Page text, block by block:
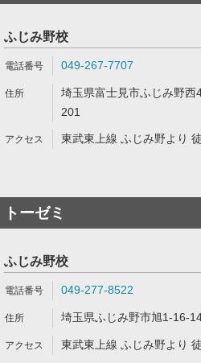
ふじみ野校
049-267-7707
埼玉県富士見市ふじみ野
201
東武東上線 ふじみ野より
トーゼミ
ふじみ野校
049-277-8522
埼玉県ふじみ野市旭1-16-
東武東上線 ふじみ野より